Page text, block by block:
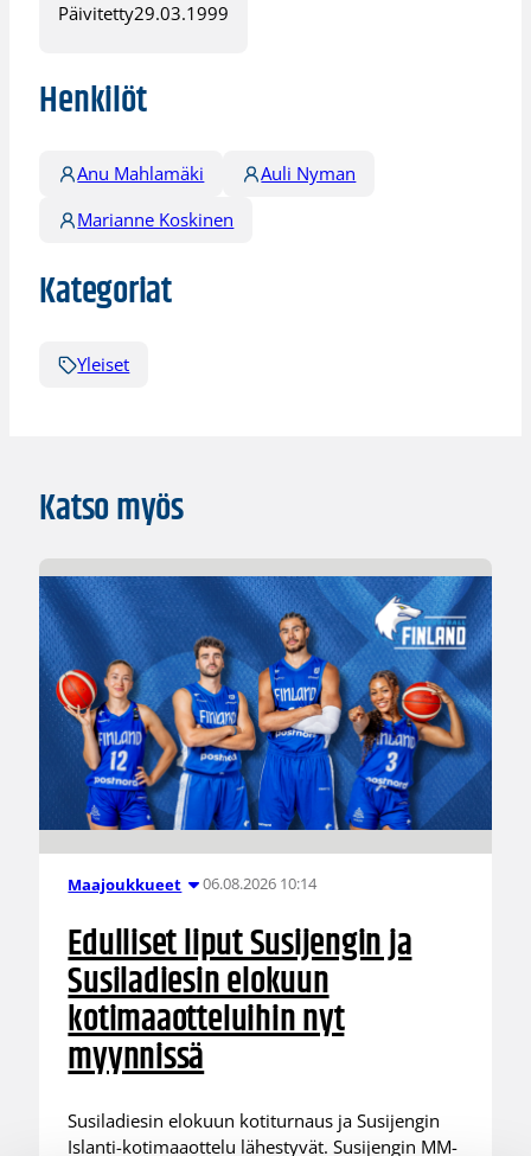
Päivitetty29.03.1999
Henkilöt
Anu Mahlamäki
Auli Nyman
Marianne Koskinen
Kategoriat
Yleiset
Katso myös
Maajoukkueet 06.08.2026 10:14
Edulliset liput Susijengin ja
Susiladiesin elokuun
kotimaaotteluihin nyt
myynnissä
Susiladiesin elokuun kotiturnaus ja Susijengin
Islanti-kotimaaottelu lähestyvät. Susijengin MM-